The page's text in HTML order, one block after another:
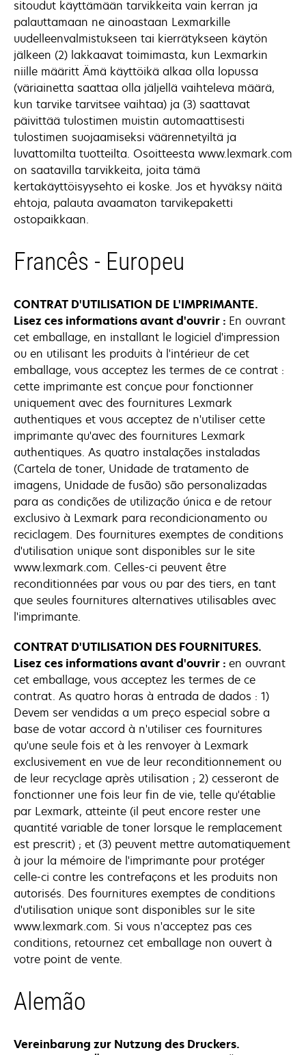
sitoudut käyttämään tarvikkeita vain kerran ja
palauttamaan ne ainoastaan Lexmarkille
uudelleenvalmistukseen tai kierrätykseen käytön
jälkeen (2) lakkaavat toimimasta, kun Lexmarkin
niille määritt Ämä käyttöikä alkaa olla lopussa
(väriainetta saattaa olla jäljellä vaihteleva määrä,
kun tarvike tarvitsee vaihtaa) ja (3) saattavat
päivittää tulostimen muistin automaattisesti
tulostimen suojaamiseksi väärennetyiltä ja
luvattomilta tuotteilta. Osoitteesta www.lexmark.com
on saatavilla tarvikkeita, joita tämä
kertakäyttöisyysehto ei koske. Jos et hyväksy näitä
ehtoja, palauta avaamaton tarvikepaketti
ostopaikkaan.
Francês - Europeu
CONTRAT D'UTILISATION DE L'IMPRIMANTE.
Lisez ces informations avant d'ouvrir : En ouvrant
cet emballage, en installant le logiciel d'impression
ou en utilisant les produits à l'intérieur de cet
emballage, vous acceptez les termes de ce contrat :
cette imprimante est conçue pour fonctionner
uniquement avec des fournitures Lexmark
authentiques et vous acceptez de n'utiliser cette
imprimante qu'avec des fournitures Lexmark
authentiques. As quatro instalações instaladas
(Cartela de toner, Unidade de tratamento de
imagens, Unidade de fusão) são personalizadas
para as condições de utilização única e de retour
exclusivo à Lexmark para recondicionamento ou
reciclagem. Des fournitures exemptes de conditions
d'utilisation unique sont disponibles sur le site
www.lexmark.com. Celles-ci peuvent être
reconditionnées par vous ou par des tiers, en tant
que seules fournitures alternatives utilisables avec
l'imprimante.
CONTRAT D'UTILISATION DES FOURNITURES.
Lisez ces informations avant d'ouvrir : en ouvrant
cet emballage, vous acceptez les termes de ce
contrat. As quatro horas à entrada de dados : 1)
Devem ser vendidas a um preço especial sobre a
base de votar accord à n'utiliser ces fournitures
qu'une seule fois et à les renvoyer à Lexmark
exclusivement en vue de leur reconditionnement ou
de leur recyclage après utilisation ; 2) cesseront de
fonctionner une fois leur fin de vie, telle qu'établie
par Lexmark, atteinte (il peut encore rester une
quantité variable de toner lorsque le remplacement
est prescrit) ; et (3) peuvent mettre automatiquement
à jour la mémoire de l'imprimante pour protéger
celle-ci contre les contrefaçons et les produits non
autorisés. Des fournitures exemptes de conditions
d'utilisation unique sont disponibles sur le site
www.lexmark.com. Si vous n'acceptez pas ces
conditions, retournez cet emballage non ouvert à
votre point de vente.
Alemão
Vereinbarung zur Nutzung des Druckers.